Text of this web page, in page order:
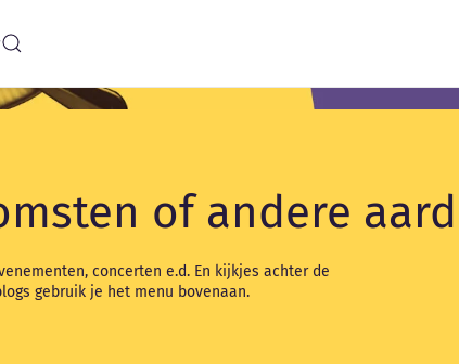
of andere aard
concerten e.d. En kijkjes achter de
gebruik je het menu bovenaan.